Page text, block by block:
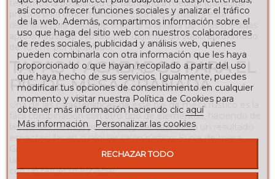
tenemos la posibilidad de fabricarlo a medida (consultar
precios para otras medidas). Esta mesa rústica está
diseñada para colocarle encima una tapa de unas medidas
aproximadas de 140x90 cm. dejando un vuelo aproximado
de 10 cm. por cada lado.
TAPAS Y ACABADOS PARA EL
PIE DE MESA GRANADA
Una de las características de este pie de mesa rústico es la
fácil combinación con otro tipo de elementos, haciendo de
las mesas de forja piezas muy versátiles con un resultado
espectacular en cualquier salón rústico. El pie de mesa
Granada puede ir combinado con un sobre de cristal, con
una tapa de mosaico, o con una tapa de madera maciza
con un refuerzo especial.
así como ofrecer funciones sociales y analizar el tráfico
de la web. Además, compartimos información sobre el
uso que haga del sitio web con nuestros colaboradores
de redes sociales, publicidad y análisis web, quienes
pueden combinarla con otra información que les haya
proporcionado o que hayan recopilado a partir del uso
que haya hecho de sus servicios. Igualmente, puedes
modificar tus opciones de consentimiento en cualquier
momento y visitar nuestra Política de Cookies para
obtener más información haciendo clic aquí
Más información
Personalizar las cookies
RECHAZAR TODO